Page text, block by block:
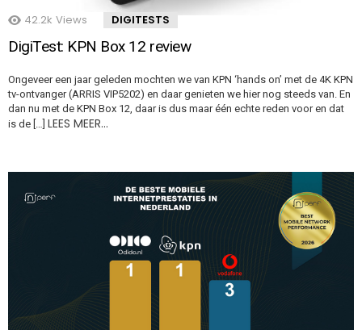
42.2k Views DIGITESTS
DigiTest: KPN Box 12 review
Ongeveer een jaar geleden mochten we van KPN ‘hands on’ met de 4K KPN
tv-ontvanger (ARRIS VIP5202) en daar genieten we hier nog steeds van. En
dan nu met de KPN Box 12, daar is dus maar één echte reden voor en dat
is de […] LEES MEER…